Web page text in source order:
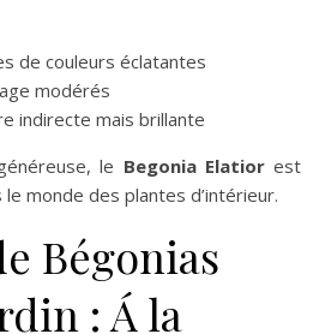
de couleurs éclatantes
modérés
indirecte mais brillante
le Begonia Elatiorest
monde des plantes d’intérieur.
Bégonias
: Á la